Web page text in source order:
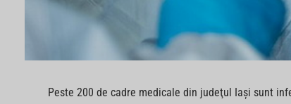
Peste 200 de cadre medicale din judeţul Iaşi sunt